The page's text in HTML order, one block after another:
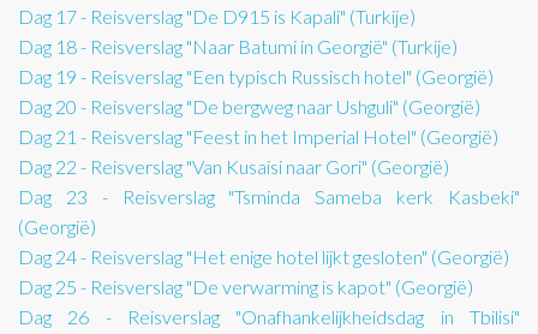
Dag 17 - Reisverslag "De D915 is Kapali" (Turkije)
Dag 18 - Reisverslag "Naar Batumi in Georgië" (Turkije)
Dag 19 - Reisverslag "Een typisch Russisch hotel" (Georgië)
Dag 20 - Reisverslag "De bergweg naar Ushguli" (Georgië)
Dag 21 - Reisverslag "Feest in het Imperial Hotel" (Georgië)
Dag 22 - Reisverslag "Van Kusaisi naar Gori" (Georgië)
Dag 23 - Reisverslag "Tsminda Sameba kerk Kasbeki"
(Georgië)
Dag 24 - Reisverslag "Het enige hotel lijkt gesloten" (Georgië)
Dag 25 - Reisverslag "De verwarming is kapot" (Georgië)
Dag 26 - Reisverslag "Onafhankelijkheidsdag in Tbilisi"